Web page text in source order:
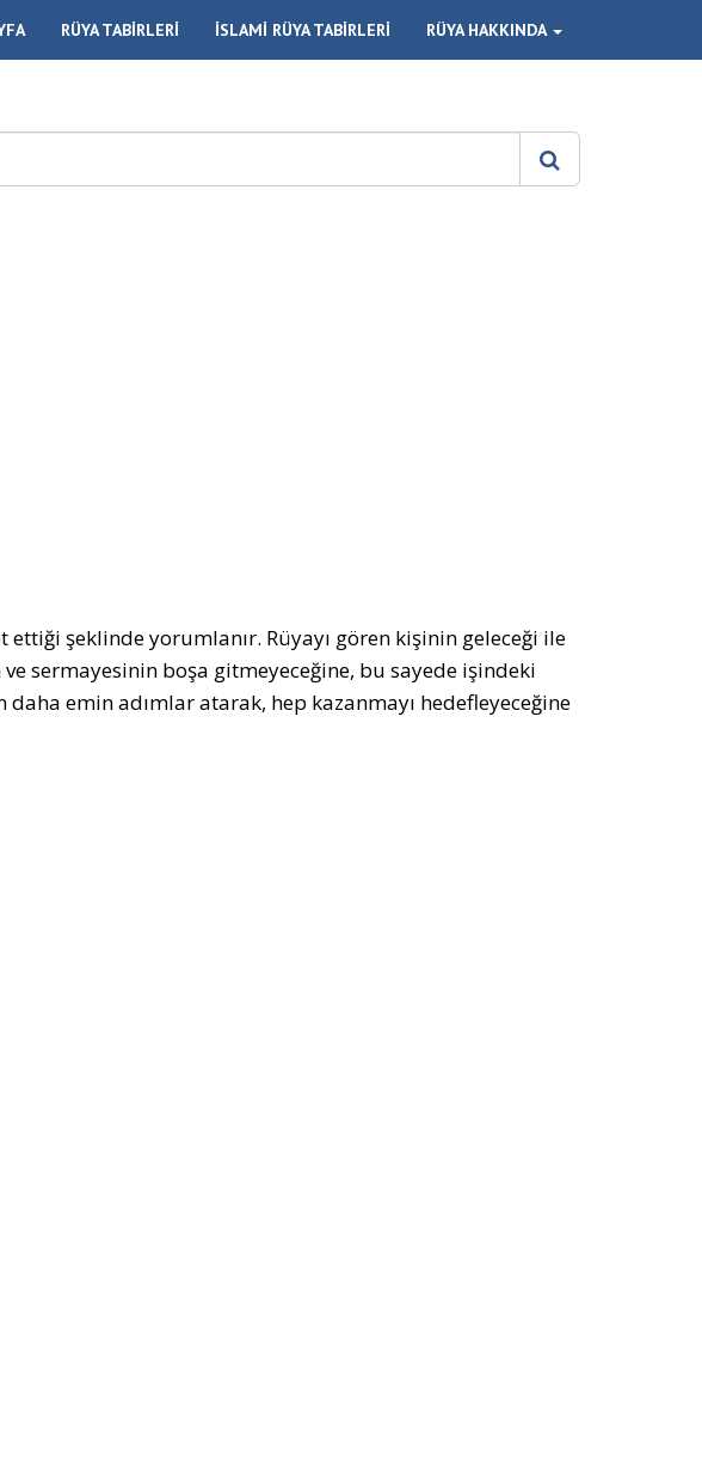
RÜYA TABİRLERİ İSLAMİ RÜYA TABİRLERİ RÜYA HAKKINDA
ettiği şeklinde yorumlanır. Rüyayı gören kişinin geleceği ile
sermayesinin boşa gitmeyeceğine, bu sayede işindeki
emin adımlar atarak, hep kazanmayı hedefleyeceğine